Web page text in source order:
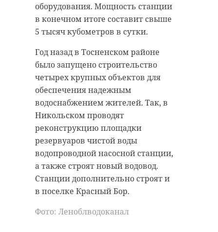
оборудования. Мощность станции
в конечном итоге составит свыше
5 тысяч кубометров в сутки.
Год назад в Тосненском районе
было запущено строительство
четырех крупных объектов для
обеспечения надежным
водоснабжением жителей. Так, в
Никольском проводят
реконструкцию площадки
резервуаров чистой воды
водопроводной насосной станции,
а также строят новый водовод.
Станции дополнительно строят и
в поселке Красный Бор.
Фото: Леноблводоканал
ссылкой на пресс-служба
прокуратуры.
Полученные результаты помогут
дать оценку действиям
должностных лиц техникума,
которые ответственны за питание
студентов. Волховская городская
прокуратура изучит все факты
произошедшего и привлечет к
ответственности виновных.
Фото: Pexels
волхов
года Денис Беляев был
заместителем главы
администрации Адмиралтейского
— председателем комитета по
природопользованию, охране
окружающей среды и
обеспечению экобезопасности
правительства Северной
столицы.
Комитет по
природным
ресурсам
Ленобласти